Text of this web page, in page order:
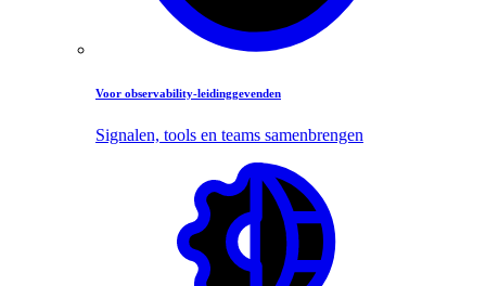
Voor observability-leidinggevenden
Signalen, tools en teams samenbrengen